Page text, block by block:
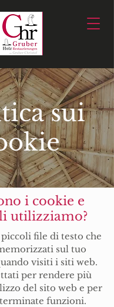
sui
i cookie e
utilizziamo?
file di testo che
sul tuo
visiti i siti web.
per rendere più
del sito web e per
funzioni.